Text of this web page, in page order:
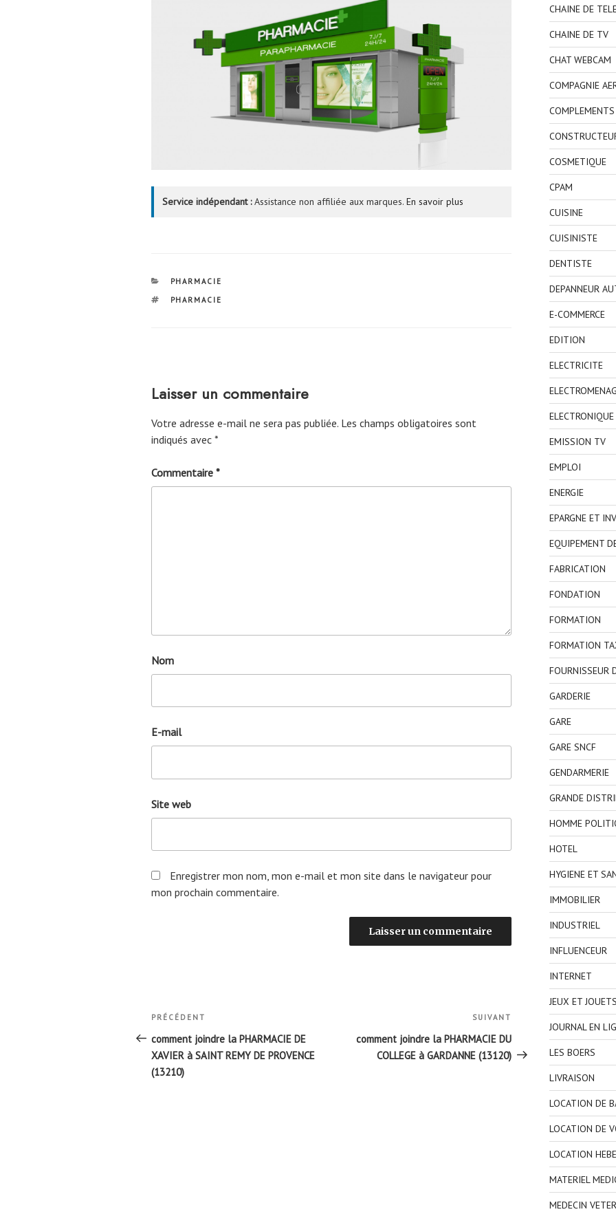
Service indépendant :Assistance non affiliée aux marques. En savoir plus
CATÉGORIES
PHARMACIE
ÉTIQUETTES
PHARMACIE
Laisser un commentaire
Votre adresse e-mail ne sera pas publiée. Les champs obligatoires sont
indiqués avec *
Commentaire *
Nom
E-mail
Site web
Enregistrer mon nom, mon e-mail et mon site dans le navigateur pour
mon prochain commentaire.
Navigation
de
l’article
Article
précédent
PRÉCÉDENT
comment joindre la PHARMACIE DE
XAVIER à SAINT REMY DE PROVENCE
(13210)
suivant
SUIVANT
comment joindre la PHARMACIE DU
COLLEGE à GARDANNE (13120)
CHAINE DE
CHAINE DE TV
CHAT WEBCAM
COMPAGNIE
COSMETIQUE
CPAM
CUISINE
CUISINISTE
DENTISTE
DEPANNEUR
E-COMMERCE
EDITION
ELECTRICITE
EMISSION TV
EMPLOI
ENERGIE
EPARGNE ET
EQUIPEMENT
FABRICATION
FONDATION
FORMATION
FORMATION
FOURNISSEUR
GARDERIE
GARE
GARE SNCF
GENDARMERIE
GRANDE
HOMME
HOTEL
HYGIENE ET
IMMOBILIER
INDUSTRIEL
INFLUENCEUR
INTERNET
JEUX ET JOUETS
JOURNAL EN
LES BOERS
LIVRAISON
LOCATION DE
LOCATION DE
LOCATION
MATERIEL
MEDECIN